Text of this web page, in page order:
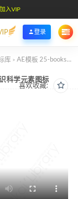
入VIP
登录
库 > AE模板 25-books书本MG扁平卡通教育知识科学元素图标
喜欢收藏:
科学元素图标